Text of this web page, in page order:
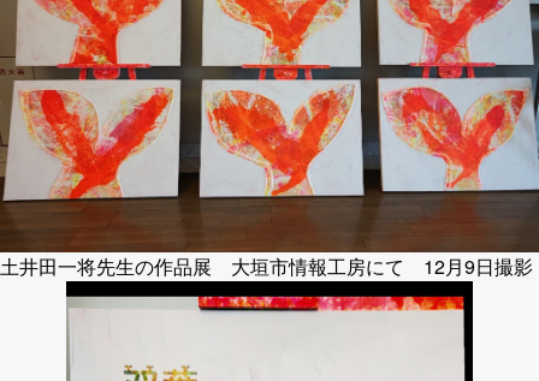
土井田一将先生の作品展 大垣市情報工房にて 12月9日撮影